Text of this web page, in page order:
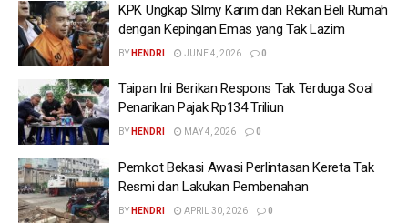
KPK Ungkap Silmy Karim dan Rekan Beli Rumah
dengan Kepingan Emas yang Tak Lazim
BY HENDRI JUNE 4, 2026 0
Taipan Ini Berikan Respons Tak Terduga Soal
Penarikan Pajak Rp134 Triliun
BY HENDRI MAY 4, 2026 0
Pemkot Bekasi Awasi Perlintasan Kereta Tak
Resmi dan Lakukan Pembenahan
BY HENDRI APRIL 30, 2026 0